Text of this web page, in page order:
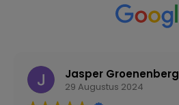
Jasper Groenenberg
29 Augustus 2024